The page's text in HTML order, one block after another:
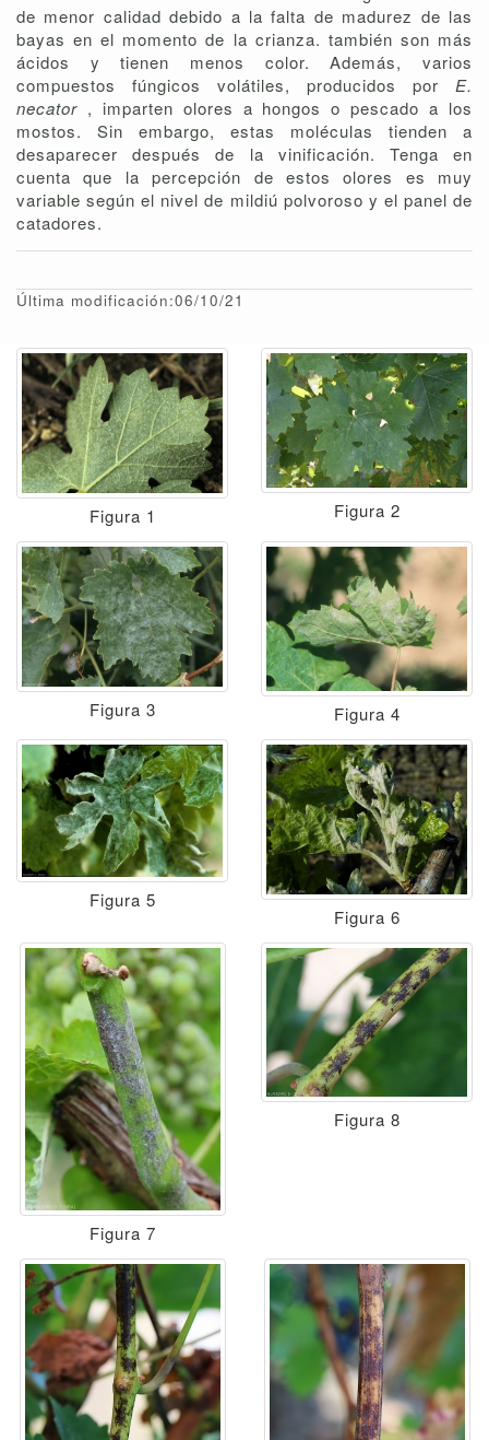
de menor calidad debido a la falta de madurez de las
bayas en el momento de la crianza. también son más
ácidos y tienen menos color. Además, varios
compuestos fúngicos volátiles, producidos por E.
necator , imparten olores a hongos o pescado a los
mostos. Sin embargo, estas moléculas tienden a
desaparecer después de la vinificación. Tenga en
cuenta que la percepción de estos olores es muy
variable según el nivel de mildiú polvoroso y el panel de
catadores.
Última modificación:06/10/21
Figura 1 Figura 2
Figura 3 Figura 4
Figura 5
Figura 6
Figura 7
Figura 8